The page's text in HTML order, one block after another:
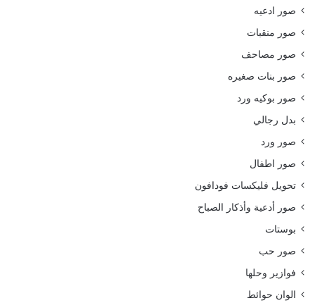
صور ادعيه
صور منقبات
صور مصاحف
صور بنات صغيره
صور بوكيه ورد
بدل رجالي
صور ورد
صور اطفال
تحويل فليكسات فودافون
صور أدعية وأذكار الصباح
بوستات
صور حب
فوازير وحلها
الوان حوائط